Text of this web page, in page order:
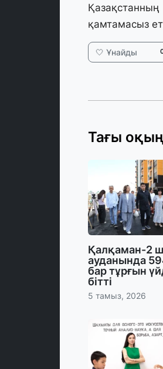
қамтамасыз
🤍 Ұнайды
Тағы
Қалқаман-2
ауданында
бар тұрғын
бітті
5 тамыз, 2026